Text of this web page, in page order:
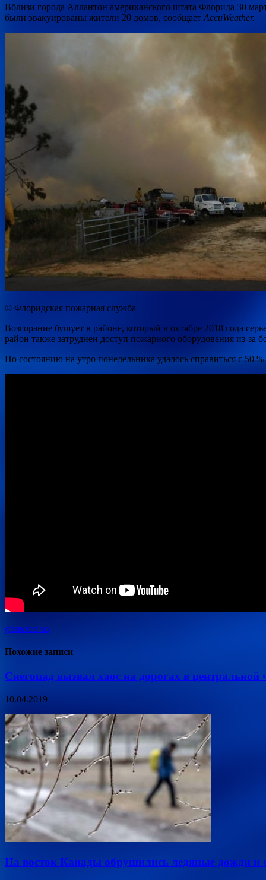
Вблизи города Аллантон американского штата Флорида 30
были эвакуированы жители 20 домов, сообщает AccuWeather.
© Флоридская пожарная служба
Возгорание бушует в районе, который в октябре 2018 года
район также затруднен доступ пожарного оборудования из-за
По состоянию на утро понедельника удалось справиться с 50
gismeteo.ua
Похожие записи
Снегопад вызвал хаос на дорогах в
10.04.2019
На восток Канады обрушились ледяные дожди и